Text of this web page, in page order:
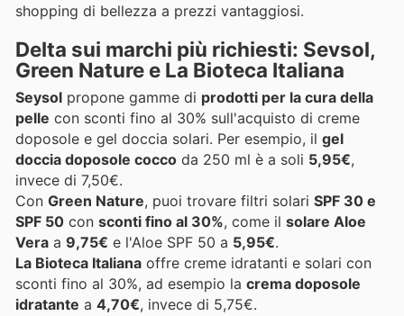
shopping di bellezza a prezzi vantaggiosi.
Delta sui marchi più richiesti: Sevsol,
Green Nature e La Bioteca Italiana
Seysol propone gamme di prodotti per la cura della
pelle con sconti fino al 30% sull'acquisto di creme
doposole e gel doccia solari. Per esempio, il gel
doccia doposole cocco da 250 ml è a soli 5,95€,
invece di 7,50€.
Con Green Nature, puoi trovare filtri solari SPF 30 e
SPF 50 con sconti fino al 30%, come il solare Aloe
Vera a 9,75€ e l'Aloe SPF 50 a 5,95€.
La Bioteca Italiana offre creme idratanti e solari con
sconti fino al 30%, ad esempio la crema doposole
idratante a 4,70€, invece di 5,75€.